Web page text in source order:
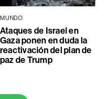
MUNDO
Ataques de Israel en
Gaza ponen en duda la
reactivación del plan de
paz de Trump